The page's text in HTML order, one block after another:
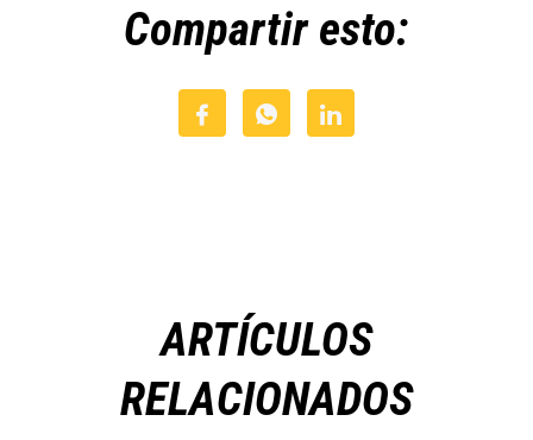
Compartir esto:
ARTÍCULOS
RELACIONADOS